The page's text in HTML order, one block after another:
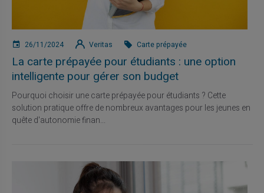
26/11/2024 Veritas Carte prépayée
La carte prépayée pour étudiants : une option
intelligente pour gérer son budget
Pourquoi choisir une carte prépayée pour étudiants ? Cette
solution pratique offre de nombreux avantages pour les jeunes en
quête d'autonomie finan...